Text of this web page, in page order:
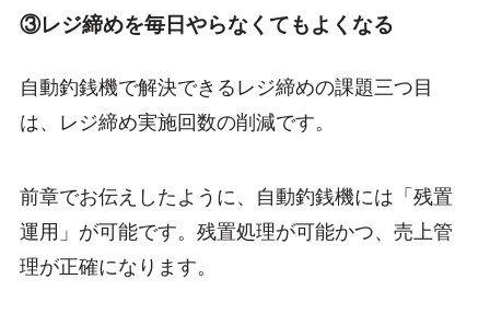
③レジ締めを毎日やらなくてもよくなる
自動釣銭機で解決できるレジ締めの課題三つ目
は、レジ締め実施回数の削減です。
前章でお伝えしたように、自動釣銭機には「残置
運用」が可能です。残置処理が可能かつ、売上管
理が正確になります。